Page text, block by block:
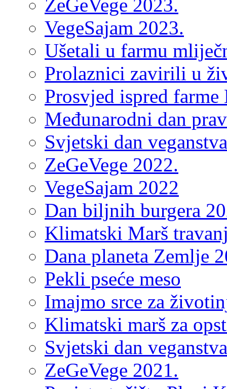
ZeGeVege 2023.
VegeSajam 2023.
Ušetali u farmu
Prolaznici zavirili u
Prosvjed ispred farme
Međunarodni dan
Svjetski dan
ZeGeVege 2022.
VegeSajam 2022
Dan biljnih burgera
Klimatski Marš
Dana planeta Zemlje
Pekli pseće meso
Imajmo srce za
Klimatski marš za
Svjetski dan
ZeGeVege 2021.